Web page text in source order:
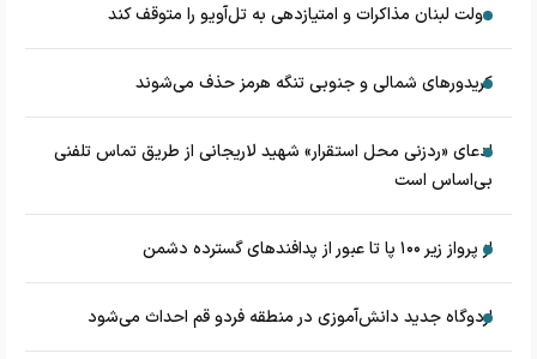
دولت لبنان مذاکرات و امتیازدهی به تل‌آویو را متوقف کند
کریدورهای شمالی و جنوبی تنگه هرمز حذف می‌شوند
ادعای «ردزنی محل استقرار» شهید لاریجانی از طریق تماس تلفنی
بی‌اساس است
از پرواز زیر ۱۰۰ پا تا عبور از پدافند‌های گسترده دشمن
اردوگاه جدید دانش‌آموزی در منطقه فردو قم احداث می‌شود